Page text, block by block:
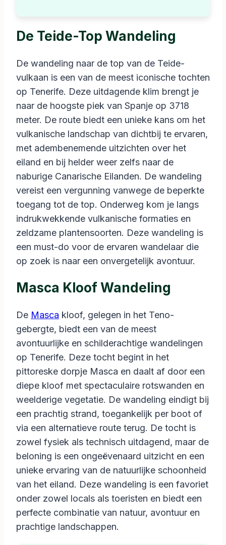
De Teide-Top Wandeling
De wandeling naar de top van de Teide-
vulkaan is een van de meest iconische tochten
op Tenerife. Deze uitdagende klim brengt je
naar de hoogste piek van Spanje op 3718
meter. De route biedt een unieke kans om het
vulkanische landschap van dichtbij te ervaren,
met adembenemende uitzichten over het
eiland en bij helder weer zelfs naar de
naburige Canarische Eilanden. De wandeling
vereist een vergunning vanwege de beperkte
toegang tot de top. Onderweg kom je langs
indrukwekkende vulkanische formaties en
zeldzame plantensoorten. Deze wandeling is
een must-do voor de ervaren wandelaar die
op zoek is naar een onvergetelijk avontuur.
Masca Kloof Wandeling
De Masca kloof, gelegen in het Teno-
gebergte, biedt een van de meest
avontuurlijke en schilderachtige wandelingen
op Tenerife. Deze tocht begint in het
pittoreske dorpje Masca en daalt af door een
diepe kloof met spectaculaire rotswanden en
weelderige vegetatie. De wandeling eindigt bij
een prachtig strand, toegankelijk per boot of
via een alternatieve route terug. De tocht is
zowel fysiek als technisch uitdagend, maar de
beloning is een ongeëvenaard uitzicht en een
unieke ervaring van de natuurlijke schoonheid
van het eiland. Deze wandeling is een favoriet
onder zowel locals als toeristen en biedt een
perfecte combinatie van natuur, avontuur en
prachtige landschappen.